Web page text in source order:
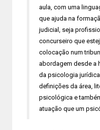
aula, com uma
que ajuda na
judicial, seja
concurseiro que
colocação num
abordagem desde a
da psicologia
definições da área,
psicológica e
atuação que um